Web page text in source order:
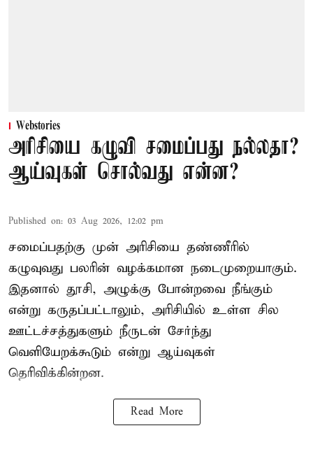
Webstories
அரிசியை கழுவி சமைப்பது நல்லதா?
ஆய்வுகள் சொல்வது என்ன?
Published on: 03 Aug 2026, 12:02 pm
சமைப்பதற்கு முன் அரிசியை தண்ணீரில்
கழுவுவது பலரின் வழக்கமான நடைமுறையாகும்.
இதனால் தூசி, அழுக்கு போன்றவை நீங்கும்
என்று கருதப்பட்டாலும், அரிசியில் உள்ள சில
ஊட்டச்சத்துகளும் நீருடன் சேர்ந்து
வெளியேறக்கூடும் என்று ஆய்வுகள்
தெரிவிக்கின்றன.
Read More